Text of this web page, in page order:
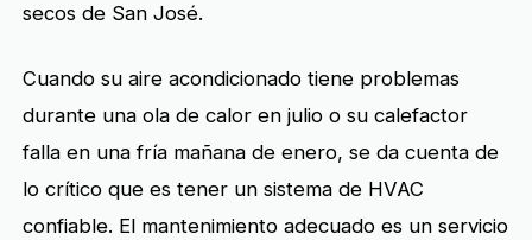
secos de San José.
Cuando su aire acondicionado tiene problemas
durante una ola de calor en julio o su calefactor
falla en una fría mañana de enero, se da cuenta de
lo crítico que es tener un sistema de HVAC
confiable. El mantenimiento adecuado es un servicio